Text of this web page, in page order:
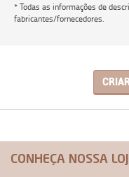
* Todas as informações de
fabricantes/fornecedores.
CONHEÇA NOSSA